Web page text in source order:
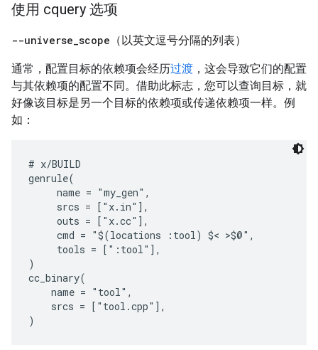
使用 cquery 选项
--universe_scope （以英文逗号分隔的列表）
通常，配置目标的依赖项会经历过渡 ，这会导致它们的配置
与其依赖项的配置不同。借助此标志，您可以查询目标，就
好像该目标是另一个目标的依赖项或传递依赖项一样。例
如：
# x/BUILD
genrule(
     name = "my_gen",
     srcs = ["x.in"],
     outs = ["x.cc"],
     cmd = "$(locations :tool) $< >$@",
     tools = [":tool"],
)
cc_binary(
    name = "tool",
    srcs = ["tool.cpp"],